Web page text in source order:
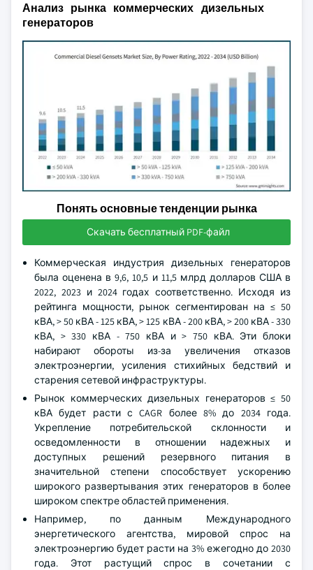
Анализ рынка коммерческих дизельных
генераторов
Понять основные тенденции рынка
Скачать бесплатный PDF-файл
Коммерческая индустрия дизельных генераторов
была оценена в 9,6, 10,5 и 11,5 млрд долларов США в
2022, 2023 и 2024 годах соответственно. Исходя из
рейтинга мощности, рынок сегментирован на ≤ 50
кВА, > 50 кВА - 125 кВА, > 125 кВА - 200 кВА, > 200 кВА - 330
кВА, > 330 кВА - 750 кВА и > 750 кВА. Эти блоки
набирают обороты из-за увеличения отказов
электроэнергии, усиления стихийных бедствий и
старения сетевой инфраструктуры.
Рынок коммерческих дизельных генераторов ≤ 50
кВА будет расти с CAGR более 8% до 2034 года.
Укрепление потребительской склонности и
осведомленности в отношении надежных и
доступных решений резервного питания в
значительной степени способствует ускорению
широкого развертывания этих генераторов в более
широком спектре областей применения.
Например, по данным Международного
энергетического агентства, мировой спрос на
электроэнергию будет расти на 3% ежегодно до 2030
года. Этот растущий спрос в сочетании с